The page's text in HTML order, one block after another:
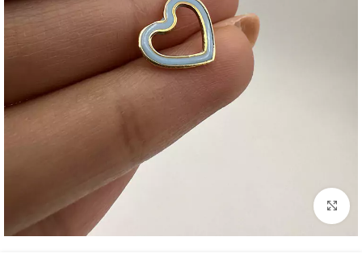
بزرگنمایی تصویر